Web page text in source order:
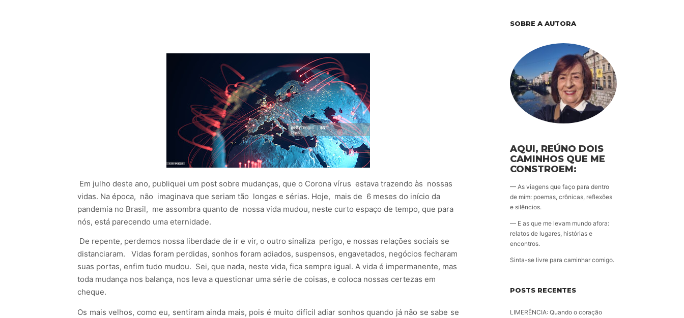
Em julho deste ano, publiquei um post sobre mudanças, que o Corona vírus estava trazendo às nossas
vidas. Na época, não imaginava que seriam tão longas e sérias. Hoje, mais de 6 meses do início da
pandemia no Brasil, me assombra quanto de nossa vida mudou, neste curto espaço de tempo, que para
nós, está parecendo uma eternidade.
De repente, perdemos nossa liberdade de ir e vir, o outro sinaliza perigo, e nossas relações sociais se
distanciaram. Vidas foram perdidas, sonhos foram adiados, suspensos, engavetados, negócios fecharam
suas portas, enfim tudo mudou. Sei, que nada, neste vida, fica sempre igual. A vida é impermanente, mas
toda mudança nos balança, nos leva a questionar uma série de coisas, e coloca nossas certezas em
cheque.
Os mais velhos, como eu, sentiram ainda mais, pois é muito difícil adiar sonhos quando já não se sabe se
SOBRE A AUTORA
AQUI, REÚNO DOIS
CAMINHOS QUE ME
CONSTROEM:
— As viagens que faço para dentro
de mim: poemas, crônicas, reflexões
e silêncios.
— E as que me levam mundo afora:
relatos de lugares, histórias e
encontros.
Sinta-se livre para caminhar comigo.
POSTS RECENTES
LIMERÊNCIA: Quando o coração